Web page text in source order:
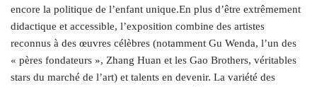
encore la politique de l’enfant unique.En plus d’être extrêmement
didactique et accessible, l’exposition combine des artistes
reconnus à des œuvres célèbres (notamment Gu Wenda, l’un des
« pères fondateurs », Zhang Huan et les Gao Brothers, véritables
stars du marché de l’art) et talents en devenir. La variété des